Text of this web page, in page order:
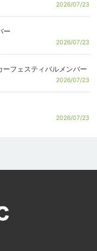
2026/07/23
ー
2026/07/23
フェスティバルメンバー
2026/07/23
2026/07/23